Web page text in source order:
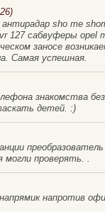
sho me
127 сабвуферы opel
заносе
Самая успешная.
знакомства
детей. :)
могли проверять. .
напротив